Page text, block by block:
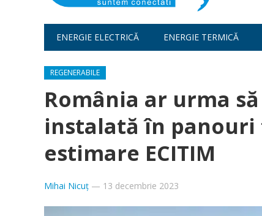
ENERGIE ELECTRICĂ ENERGIE TERMICĂ
REGENERABILE
România ar urma
instalată în panouri
estimare ECITIM
Mihai Nicuț — 13 decembrie 2023